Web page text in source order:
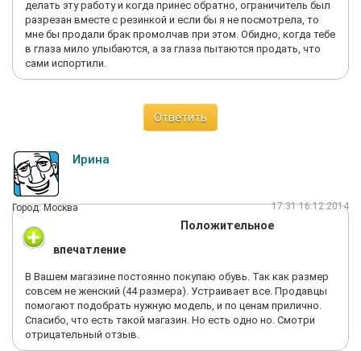
1. Жилетка - 6500
2. Пальто - 10000
3. Пуховик - 19500
Мама была очень счастлива, всю дорогу, пока ехали обратно,
улыбалась и обсуждала, как ей понравился магазин и
нет. Впрочем, и цены соответствующие.
Кроме того, мама просила добавить, что осталась довольна
именно обслуживанием - нормальных и корректных
ними никаких не возникло. Все терпеливо принесли, помогали
одевать вещи и т.д - спасибо им большое.
В общем, рекомендую.
делать эту работу и когда принес обратно, ограничитель был
разрезан вместе с резинкой и если бы я не посмотрела, то
мне бы продали брак промолчав при этом. Обидно, когда тебе
в глаза мило улыбаются, а за глаза пытаются продать, что
сами испортили.
Ответить
Ирина
Город: Москва 17:31 16.12.2014
Положительное
впечатление
В Вашем магазине постоянно покупаю обувь. Так как размер
совсем не женский (44 размера). Устраивает все. Продавцы
помогают подобрать нужную модель, и по ценам прилично.
Спасибо, что есть такой магазин. Но есть одно но. Смотри
отрицательный отзыв.